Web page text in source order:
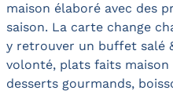
maison élaboré avec des
saison. La carte change
y retrouver un buffet salé
volonté, plats faits maison
desserts gourmands,